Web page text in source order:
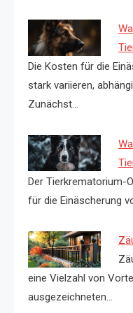
Die Kosten für die
stark variieren,
Zunächst…
Der Tierkrematorium-
für die Einäscherung
eine Vielzahl von
ausgezeichneten…